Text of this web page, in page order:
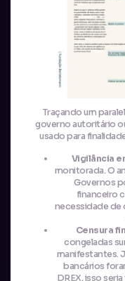
Traçando um
governo autoritário
usado para
Vigilância
monitorada. O
Governos
financeiro
necessidade de
Censura
congeladas
manifestantes.
bancários
DREX, isso